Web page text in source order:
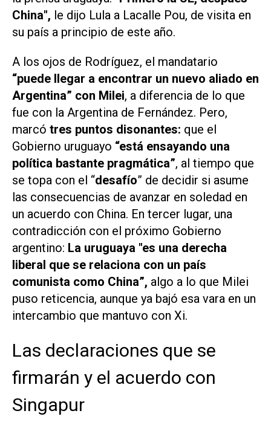
China", le dijo Lula a Lacalle Pou, de visita en
su país a principio de este año.
A los ojos de Rodríguez, el mandatario
“puede llegar a encontrar un nuevo aliado en
Argentina” con Milei, a diferencia de lo que
fue con la Argentina de Fernández. Pero,
marcó tres puntos disonantes: que el
Gobierno uruguayo “está ensayando una
política bastante pragmática”, al tiempo que
se topa con el “desafío” de decidir si asume
las consecuencias de avanzar en soledad en
un acuerdo con China. En tercer lugar, una
contradicción con el próximo Gobierno
argentino: La uruguaya "es una derecha
liberal que se relaciona con un país
comunista como China”, algo a lo que Milei
puso reticencia, aunque ya bajó esa vara en un
intercambio que mantuvo con Xi.
Las declaraciones que se
firmarán y el acuerdo con
Singapur